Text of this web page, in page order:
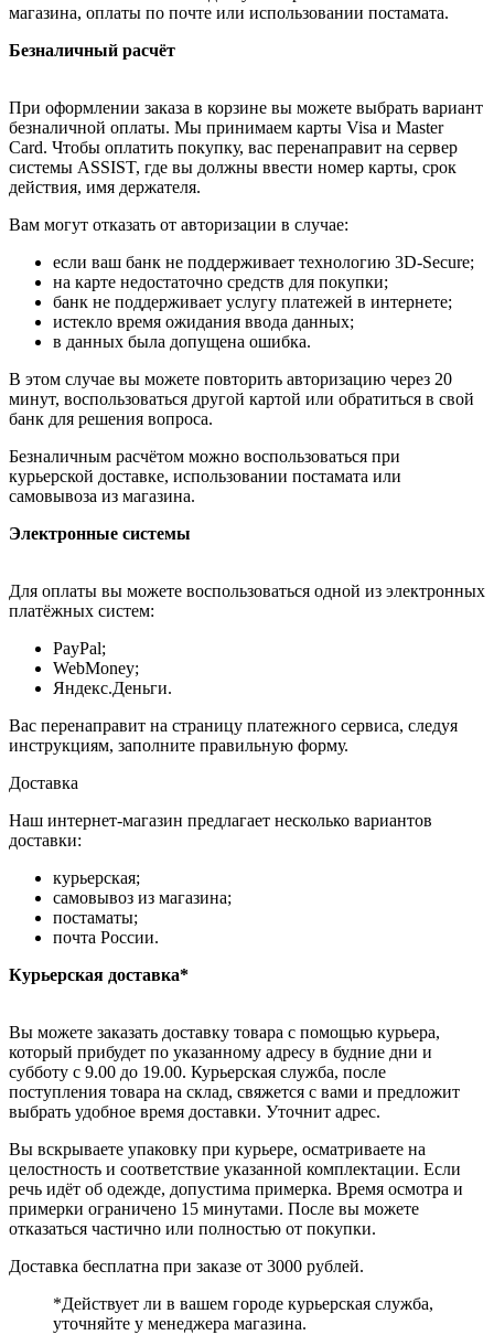
магазина, оплаты по почте или использовании постамата.
Безналичный расчёт
При оформлении заказа в корзине вы можете выбрать вариант
безналичной оплаты. Мы принимаем карты Visa и Master
Card. Чтобы оплатить покупку, вас перенаправит на сервер
системы ASSIST, где вы должны ввести номер карты, срок
действия, имя держателя.
Вам могут отказать от авторизации в случае:
если ваш банк не поддерживает технологию 3D-Secure;
на карте недостаточно средств для покупки;
банк не поддерживает услугу платежей в интернете;
истекло время ожидания ввода данных;
в данных была допущена ошибка.
В этом случае вы можете повторить авторизацию через 20
минут, воспользоваться другой картой или обратиться в свой
банк для решения вопроса.
Безналичным расчётом можно воспользоваться при
курьерской доставке, использовании постамата или
самовывоза из магазина.
Электронные системы
Для оплаты вы можете воспользоваться одной из электронных
платёжных систем:
PayPal;
WebMoney;
Яндекс.Деньги.
Вас перенаправит на страницу платежного сервиса, следуя
инструкциям, заполните правильную форму.
Доставка
Наш интернет-магазин предлагает несколько вариантов
доставки:
курьерская;
самовывоз из магазина;
постаматы;
почта России.
Курьерская доставка*
Вы можете заказать доставку товара с помощью курьера,
который прибудет по указанному адресу в будние дни и
субботу с 9.00 до 19.00. Курьерская служба, после
поступления товара на склад, свяжется с вами и предложит
выбрать удобное время доставки. Уточнит адрес.
Вы вскрываете упаковку при курьере, осматриваете на
целостность и соответствие указанной комплектации. Если
речь идёт об одежде, допустима примерка. Время осмотра и
примерки ограничено 15 минутами. После вы можете
отказаться частично или полностью от покупки.
Доставка бесплатна при заказе от 3000 рублей.
*Действует ли в вашем городе курьерская служба,
уточняйте у менеджера магазина.